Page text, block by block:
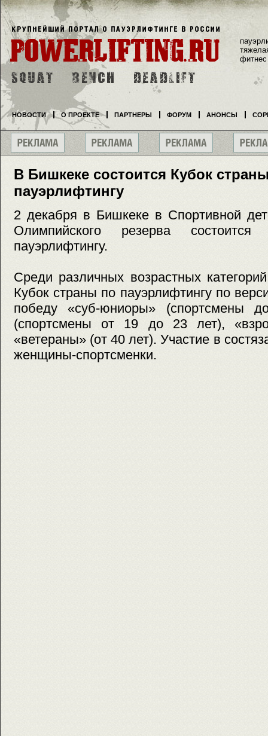
В Бишкеке состоится Кубок
пауэрлифтингу
2 декабря в Бишкеке в Спортивной
Олимпийского резерва
пауэрлифтингу.
Среди различных возрастных
Кубок страны по пауэрлифтингу по
победу «суб-юниоры» (спортсмены
(спортсмены от 19 до 23 лет),
«ветераны» (от 40 лет). Участие в
женщины-спортсменки.
фитнес
НОВОСТИ О ПРОЕКТЕ ПАРТНЕРЫ ФОРУМ АНОНСЫ